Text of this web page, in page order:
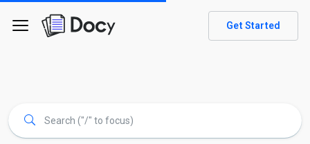
Get Started